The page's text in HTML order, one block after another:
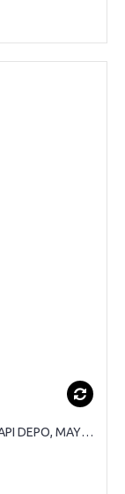
KIA CEED 3/5ΠΟΡΤΟ '13-'15 ΕΜΠΡΟΣ ΦΑΝΑΡΙ DEPO, ΜΑΥΡΟ - ΣΥΝΟΔΗΓΟΥ